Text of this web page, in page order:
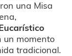
una Misa
un momento
tradicional.